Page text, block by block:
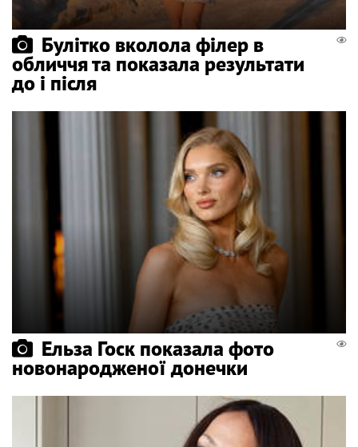
Булітко вколола філер в
обличчя та показала результати
до і після
Ельза Госк показала фото
новонародженої донечки